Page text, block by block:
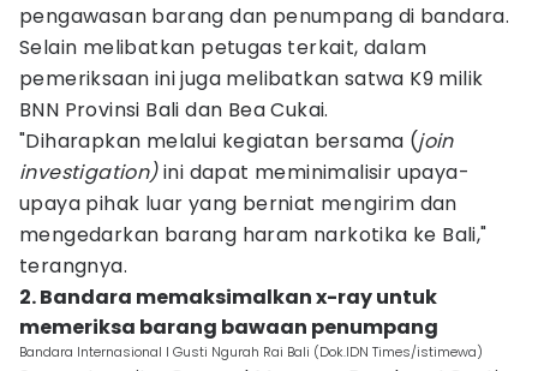
pengawasan barang dan penumpang di bandara.
Selain melibatkan petugas terkait, dalam
pemeriksaan ini juga melibatkan satwa K9 milik
BNN Provinsi Bali dan Bea Cukai.
"Diharapkan melalui kegiatan bersama (join
investigation)ini dapat meminimalisir upaya-
upaya pihak luar yang berniat mengirim dan
mengedarkan barang haram narkotika ke Bali,"
terangnya.
2. Bandara memaksimalkan x-ray untuk
memeriksa barang bawaan penumpang
Bandara Internasional I Gusti Ngurah Rai Bali (Dok.IDN Times/istimewa)